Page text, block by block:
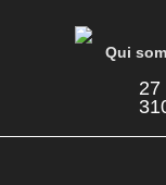
Qui
27